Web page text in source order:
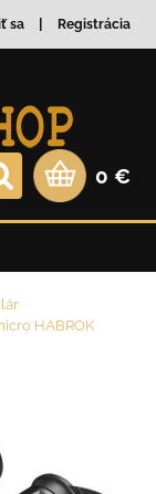
sa Registrácia
0 €
HABROK